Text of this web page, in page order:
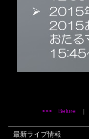
<<< Before |
最新ライブ情報